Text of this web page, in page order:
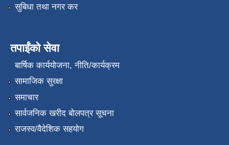
सुबिधा तथा नगर कर
तपाईंको सेवा
बार्षिक कार्ययोजना, नीति/कार्यक्रम
सामाजिक सुरक्षा
समाचार
सार्वजनिक खरीद बोलपत्र सूचना
राजस्व/वैदेशिक सहयोग